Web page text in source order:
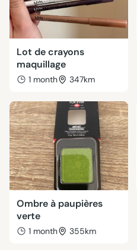
Lot de crayons
maquillage
1 month 347km
Ombre à paupières
verte
1 month 355km